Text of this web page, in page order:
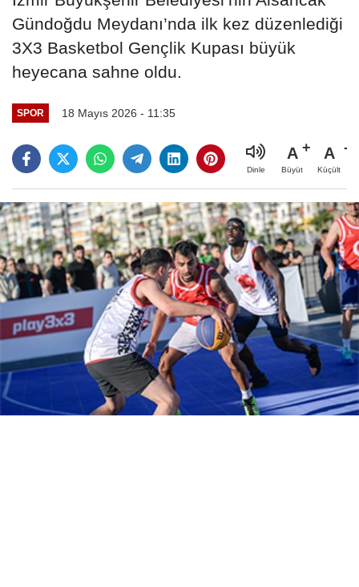
Gündoğdu Meydanı’nda ilk kez düzenlediği
3X3 Basketbol Gençlik Kupası büyük
heyecana sahne oldu.
SPOR 18 Mayıs 2026 - 11:35
Dinle
A
Büyüt
A
Küçült